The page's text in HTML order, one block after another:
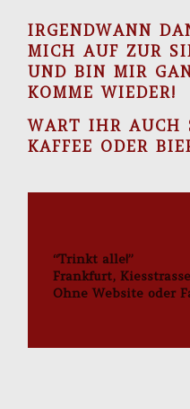
IRGENDWANN
MICH AUF ZUR
UND BIN MIR
KOMME WIEDER!
WART IHR AUCH
KAFFEE ODER
“Trinkt alle!”
Frankfurt, Kiesstrasse
Ohne Website oder